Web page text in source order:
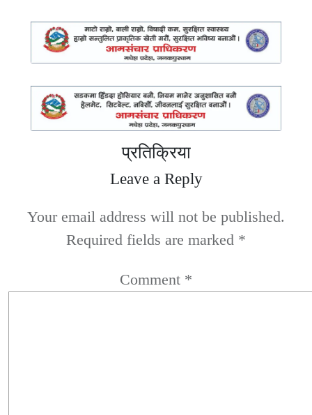
प्रतिक्रिया
Leave a Reply
Your email address will not be published.
Required fields are marked *
Comment *